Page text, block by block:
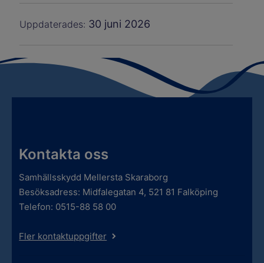
Uppdaterades: 30 juni 2026
Kontakta oss
Samhällsskydd Mellersta Skaraborg
Besöksadress: Midfalegatan 4, 521 81 Falköping
Telefon: 0515-88 58 00
Fler kontaktuppgifter